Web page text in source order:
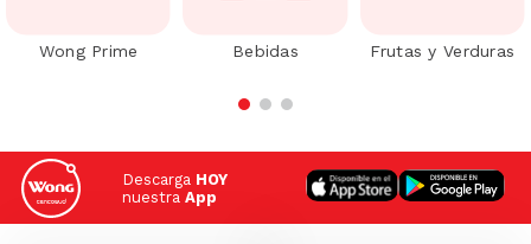
Wong Prime Bebidas Frutas y Verduras
Descarga HOY
nuestra App